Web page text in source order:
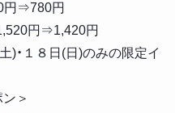
⇒780円
円
)・１８日(日)のみの限定イ
＞